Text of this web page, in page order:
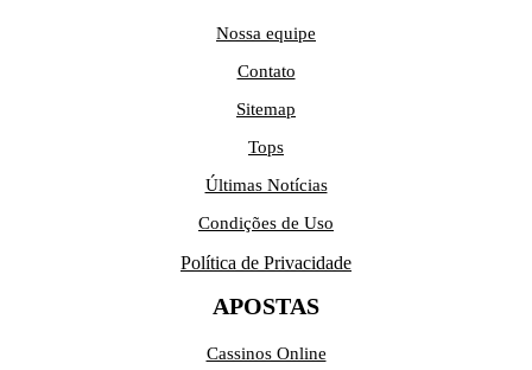
Nossa equipe
Contato
Sitemap
Tops
Últimas Notícias
Condições de Uso
Política de Privacidade
APOSTAS
Cassinos Online